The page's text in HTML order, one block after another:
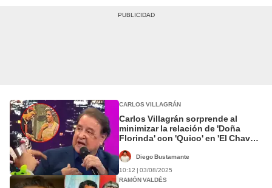
CARLOS VILLAGRÁN
Carlos Villagrán sorprende al
minimizar la relación de 'Doña
Florinda' con 'Quico' en 'El Chavo
Diego Bustamante
10:12 | 03/08/2025
RAMÓN VALDÉS